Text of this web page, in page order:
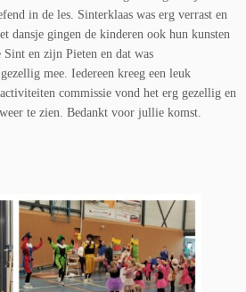
in de les. Sinterklaas was erg verrast en
dansje gingen de kinderen ook hun kunsten
Sint en zijn Pieten en dat was
mee. Iedereen kreeg een leuk
commissie vond het erg gezellig en
te zien. Bedankt voor jullie komst.